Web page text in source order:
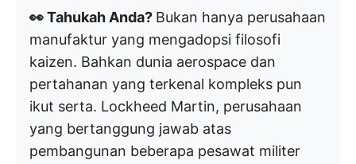
👀 Tahukah Anda? Bukan hanya perusahaan
manufaktur yang mengadopsi filosofi
kaizen. Bahkan dunia aerospace dan
pertahanan yang terkenal kompleks pun
ikut serta. Lockheed Martin, perusahaan
yang bertanggung jawab atas
pembangunan beberapa pesawat militer